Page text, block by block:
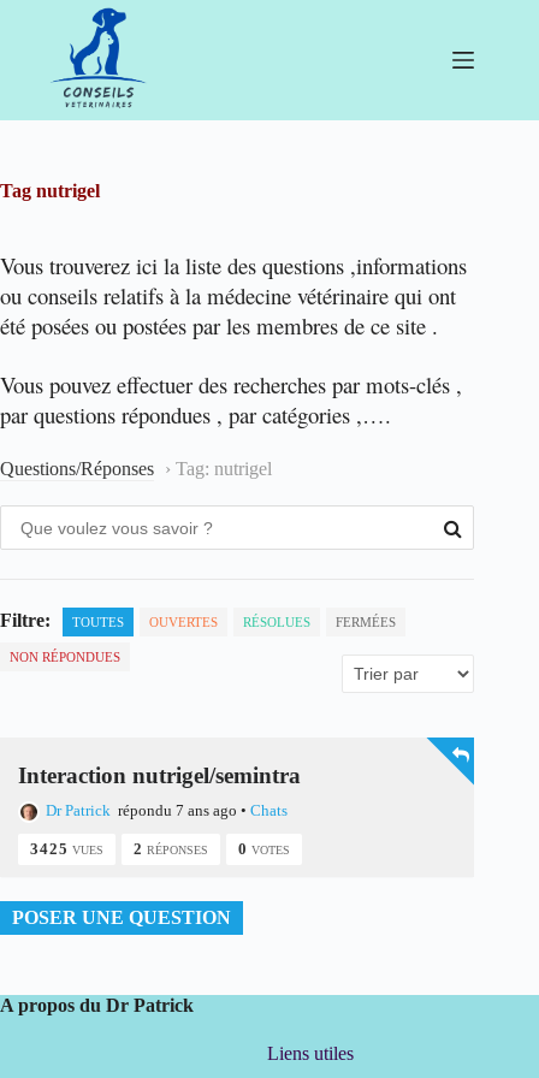
Tag nutrigel
Vous trouverez ici la liste des questions ,informations
ou conseils relatifs à la médecine vétérinaire qui ont
été posées ou postées par les membres de ce site .
Vous pouvez effectuer des recherches par mots-clés ,
par questions répondues , par catégories ,….
Questions/Réponses › Tag: nutrigel
Filtre: TOUTES OUVERTES RÉSOLUES FERMÉES
NON RÉPONDUES
Interaction nutrigel/semintra
Dr Patrick répondu 7 ans ago • Chats
3425 VUES 2 RÉPONSES 0 VOTES
POSER UNE QUESTION
A propos du Dr Patrick
Liens utiles